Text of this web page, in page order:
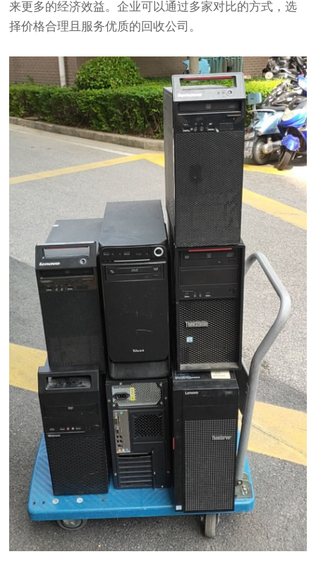
来更多的经济效益。企业可以通过多家对比的方式，选
择价格合理且服务优质的回收公司。